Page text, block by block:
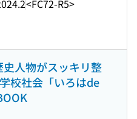
<FC72-R5>
人物がスッキリ整
校社会「いろはde